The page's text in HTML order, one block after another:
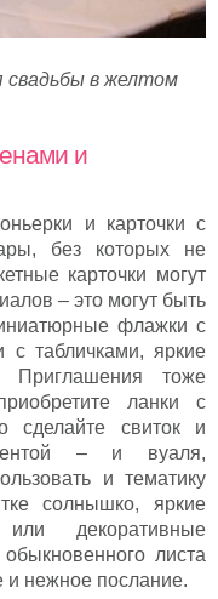
в желтом
и
и карточки с
без которых не
карточки могут
– это могут быть
флажки с
табличками, яркие
Приглашения тоже
ланки с
сделайте свиток и
– и вуаля,
и тематику
солнышко, яркие
декоративные
листа
и нежное послание.